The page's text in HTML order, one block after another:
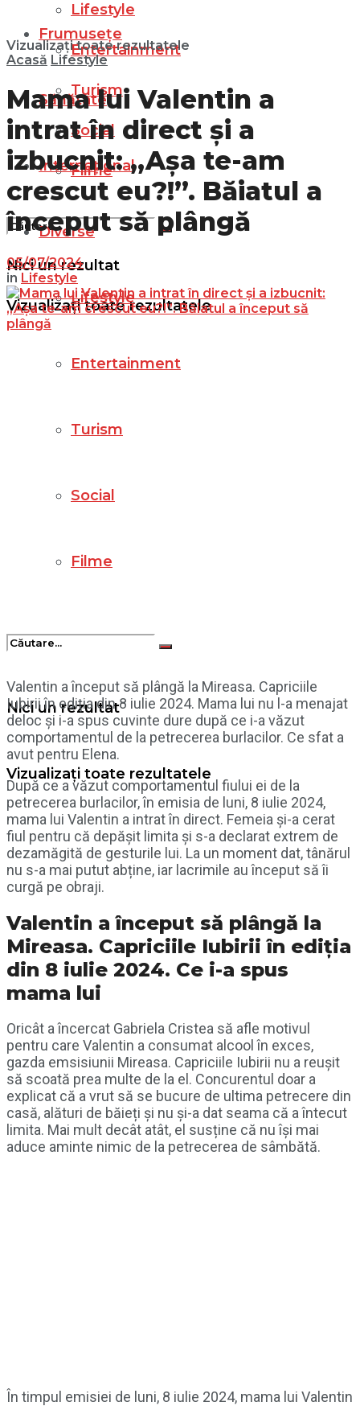
Lifestyle
Entertainment
Turism
Social
Filme
Nici un rezultat
Vizualizați toate rezultatele
Frumusețe
Sănătate
Internațional
Diverse
Lifestyle
Entertainment
Turism
Social
Filme
Nici un rezultat
Vizualizați toate rezultatele
Vizualizați toate rezultatele
Acasă Lifestyle
Mama lui Valentin a
intrat în direct și a
izbucnit: „Așa te-am
crescut eu?!”. Băiatul a
început să plângă
05/07/2024
in Lifestyle
Valentin a început să plângă la Mireasa. Capriciile
Iubirii în ediția din 8 iulie 2024. Mama lui nu l-a menajat
deloc și i-a spus cuvinte dure după ce i-a văzut
comportamentul de la petrecerea burlacilor. Ce sfat a
avut pentru Elena.
După ce a văzut comportamentul fiului ei de la
petrecerea burlacilor, în emisia de luni, 8 iulie 2024,
mama lui Valentin a intrat în direct. Femeia și-a cerat
fiul pentru că depășit limita și s-a declarat extrem de
dezamăgită de gesturile lui. La un moment dat, tânărul
nu s-a mai putut abține, iar lacrimile au început să îi
curgă pe obraji.
Valentin a început să plângă la
Mireasa. Capriciile Iubirii în ediția
din 8 iulie 2024. Ce i-a spus
mama lui
Oricât a încercat Gabriela Cristea să afle motivul
pentru care Valentin a consumat alcool în exces,
gazda emsisiunii Mireasa. Capriciile Iubirii nu a reușit
să scoată prea multe de la el. Concurentul doar a
explicat că a vrut să se bucure de ultima petrecere din
casă, alături de băieți și nu și-a dat seama că a întecut
limita. Mai mult decât atât, el susține că nu își mai
aduce aminte nimic de la petrecerea de sâmbătă.
În timpul emisiei de luni, 8 iulie 2024, mama lui Valentin